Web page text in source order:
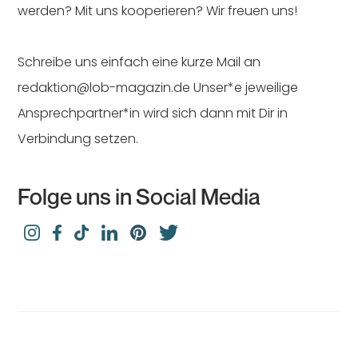
werden? Mit uns kooperieren? Wir freuen uns!
Schreibe uns einfach eine kurze Mail an
redaktion@lob-magazin.de Unser*e jeweilige
Ansprechpartner*in wird sich dann mit Dir in
Verbindung setzen.
Folge uns in Social Media